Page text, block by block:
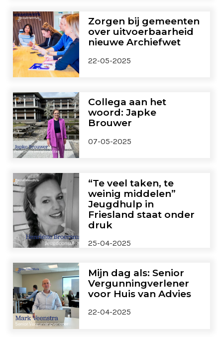
Zorgen bij gemeenten
over uitvoerbaarheid
nieuwe Archiefwet
22-05-2025
Collega aan het
woord: Japke
Brouwer
07-05-2025
“Te veel taken, te
weinig middelen”
Jeugdhulp in
Friesland staat onder
druk
25-04-2025
Mijn dag als: Senior
Vergunningverlener
voor Huis van Advies
22-04-2025